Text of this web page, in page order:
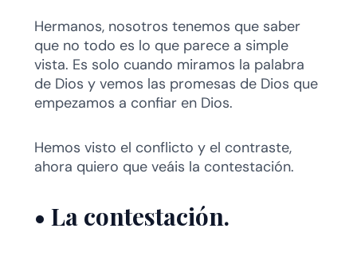
Hermanos, nosotros tenemos que saber
que no todo es lo que parece a simple
vista. Es solo cuando miramos la palabra
de Dios y vemos las promesas de Dios que
empezamos a confiar en Dios.
Hemos visto el conflicto y el contraste,
ahora quiero que veáis la contestación.
• La contestación.